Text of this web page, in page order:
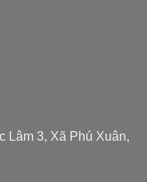
Lâm 3, Xã Phú Xuân,